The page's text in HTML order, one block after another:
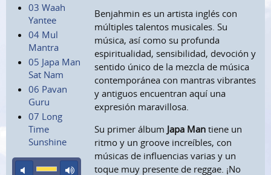
03 Waah
Yantee
04 Mul
Mantra
05 Japa Man
Sat Nam
06 Pavan
Guru
07 Long
Time
Sunshine
sonido apagadovolumen máximo
Benjahmin es un artista inglés con
múltiples talentos musicales. Su
música, así como su profunda
espiritualidad, sensibilidad, devoción y
sentido único de la mezcla de música
contemporánea con mantras vibrantes
y antiguos encuentran aquí una
expresión maravillosa.
Su primer álbum Japa Man tiene un
ritmo y un groove increíbles, con
músicas de influencias varias y un
toque muy presente de reggae. ¡No